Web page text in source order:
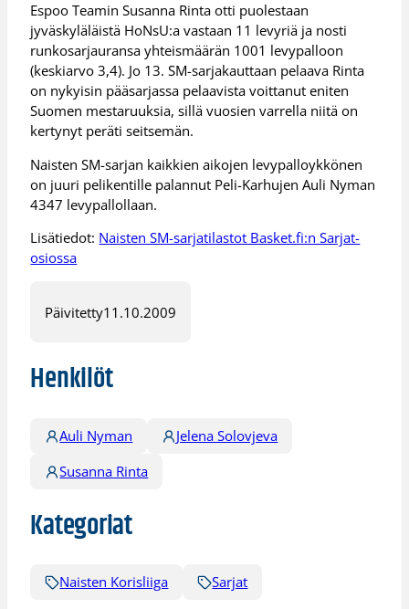
Espoo Teamin Susanna Rinta otti puolestaan
jyväskyläläistä HoNsU:a vastaan 11 levyriä ja nosti
runkosarjauransa yhteismäärän 1001 levypalloon
(keskiarvo 3,4). Jo 13. SM-sarjakauttaan pelaava Rinta
on nykyisin pääsarjassa pelaavista voittanut eniten
Suomen mestaruuksia, sillä vuosien varrella niitä on
kertynyt peräti seitsemän.
Naisten SM-sarjan kaikkien aikojen levypalloykkönen
on juuri pelikentille palannut Peli-Karhujen Auli Nyman
4347 levypallollaan.
Lisätiedot: Naisten SM-sarjatilastot Basket.fi:n Sarjat-
osiossa
Päivitetty11.10.2009
Henkilöt
Auli Nyman
Jelena Solovjeva
Susanna Rinta
Kategoriat
Naisten Korisliiga Sarjat